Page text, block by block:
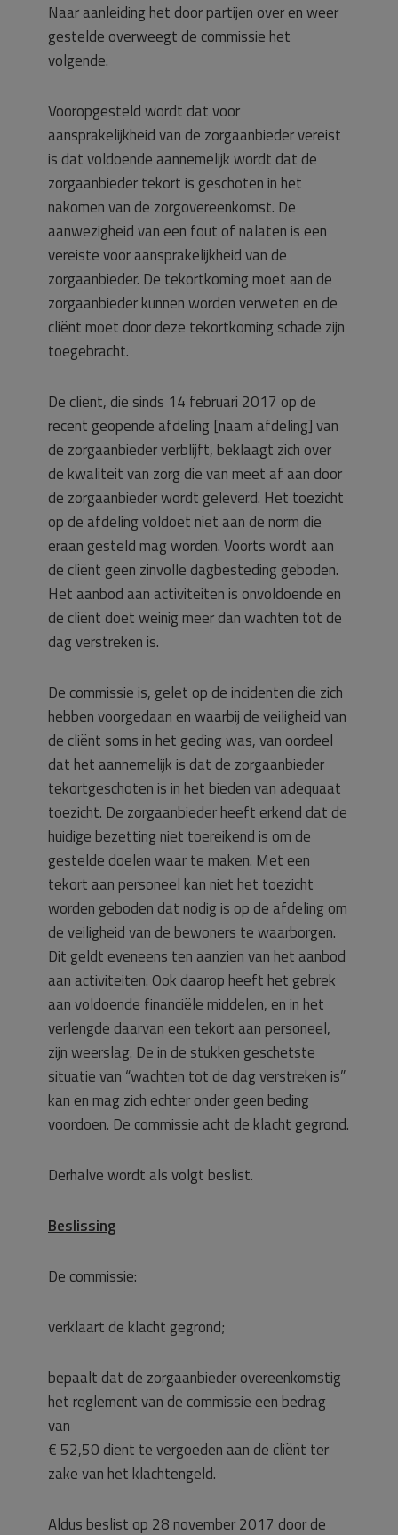
Naar aanleiding het door partijen over en weer
gestelde overweegt de commissie het
volgende.
Vooropgesteld wordt dat voor
aansprakelijkheid van de zorgaanbieder vereist
is dat voldoende aannemelijk wordt dat de
zorgaanbieder tekort is geschoten in het
nakomen van de zorgovereenkomst. De
aanwezigheid van een fout of nalaten is een
vereiste voor aansprakelijkheid van de
zorgaanbieder. De tekortkoming moet aan de
zorgaanbieder kunnen worden verweten en de
cliënt moet door deze tekortkoming schade zijn
toegebracht.
De cliënt, die sinds 14 februari 2017 op de
recent geopende afdeling [naam afdeling] van
de zorgaanbieder verblijft, beklaagt zich over
de kwaliteit van zorg die van meet af aan door
de zorgaanbieder wordt geleverd. Het toezicht
op de afdeling voldoet niet aan de norm die
eraan gesteld mag worden. Voorts wordt aan
de cliënt geen zinvolle dagbesteding geboden.
Het aanbod aan activiteiten is onvoldoende en
de cliënt doet weinig meer dan wachten tot de
dag verstreken is.
De commissie is, gelet op de incidenten die zich
hebben voorgedaan en waarbij de veiligheid van
de cliënt soms in het geding was, van oordeel
dat het aannemelijk is dat de zorgaanbieder
tekortgeschoten is in het bieden van adequaat
toezicht. De zorgaanbieder heeft erkend dat de
huidige bezetting niet toereikend is om de
gestelde doelen waar te maken. Met een
tekort aan personeel kan niet het toezicht
worden geboden dat nodig is op de afdeling om
de veiligheid van de bewoners te waarborgen.
Dit geldt eveneens ten aanzien van het aanbod
aan activiteiten. Ook daarop heeft het gebrek
aan voldoende financiële middelen, en in het
verlengde daarvan een tekort aan personeel,
zijn weerslag. De in de stukken geschetste
situatie van “wachten tot de dag verstreken is”
kan en mag zich echter onder geen beding
voordoen. De commissie acht de klacht gegrond.
Derhalve wordt als volgt beslist.
Beslissing
De commissie:
verklaart de klacht gegrond;
bepaalt dat de zorgaanbieder overeenkomstig
het reglement van de commissie een bedrag
van
€ 52,50 dient te vergoeden aan de cliënt ter
zake van het klachtengeld.
Aldus beslist op 28 november 2017 door de